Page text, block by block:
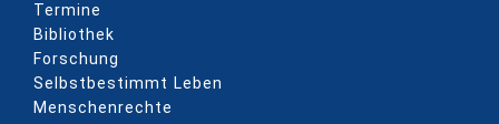
Termine
Bibliothek
Forschung
Selbstbestimmt Leben
Menschenrechte